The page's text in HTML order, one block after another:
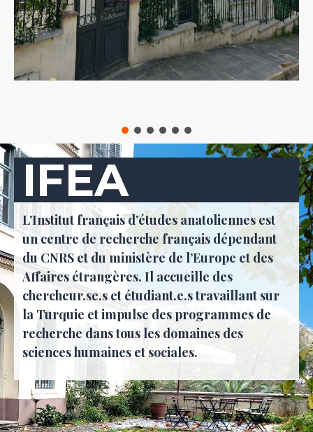
IFEA
L’Institut français d’études anatoliennes est
un centre de recherche français dépendant
du CNRS et du ministère de l’Europe et des
Affaires étrangères. Il accueille des
chercheur.se.s et étudiant.e.s travaillant sur
la Turquie et impulse des programmes de
recherche dans tous les domaines des
sciences humaines et sociales.